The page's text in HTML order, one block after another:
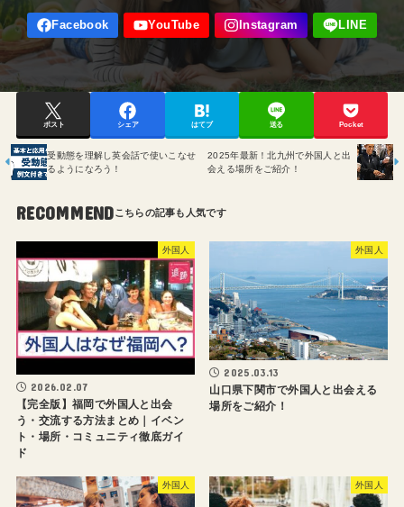
ポスト シェア はてブ 送る Pocket
受動態を理解し英会話で使いこなせ
るようになろう！
2025年最新！北九州で外国人と出
会える場所をご紹介！
RECOMMEND
外国人
2026.02.07
【完全版】福岡で外国人と出会
う・交流する方法まとめ｜イベン
ト・場所・コミュニティ徹底ガイ
ド
外国人
2025.03.13
山口県下関市で外国人と出会える
場所をご紹介！
外国人 外国人